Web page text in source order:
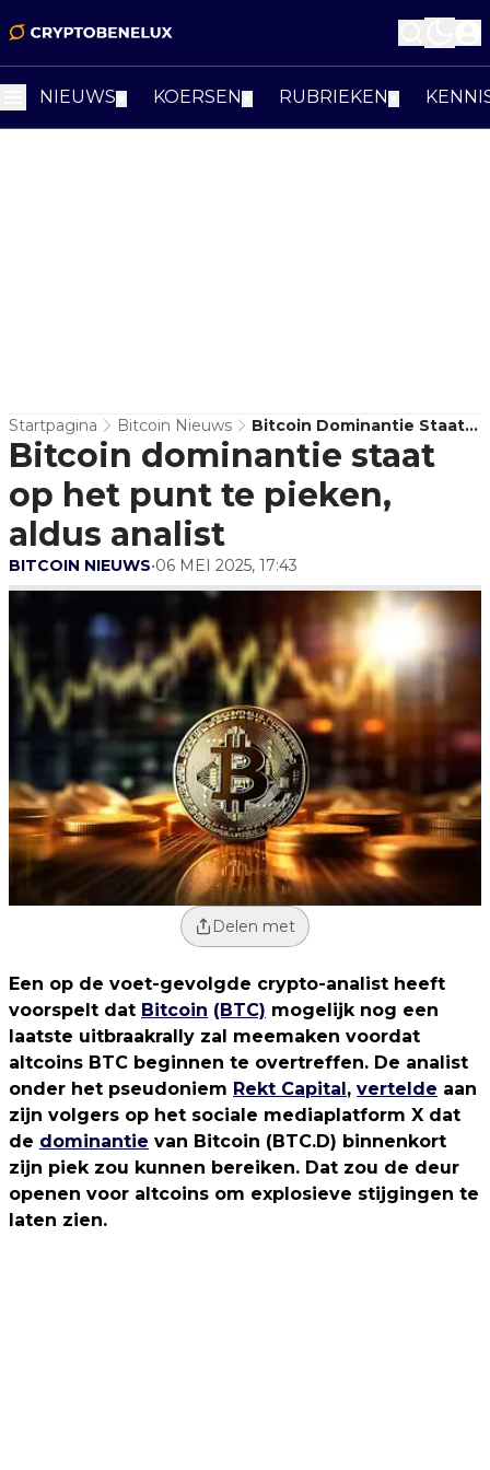
NIEUWS KOERSEN RUBRIEKEN
Startpagina Bitcoin Nieuws
Bitcoin Dominantie Staat
Op Het Punt Te Pieken,
Aldus Analist
Bitcoin dominantie staat
op het punt te pieken,
aldus analist
BITCOIN NIEUWS•06 MEI 2025, 17:43
Delen met
Een op de voet-gevolgde crypto-analist heeft
voorspelt dat Bitcoin (BTC) mogelijk nog een
laatste uitbraakrally zal meemaken voordat
altcoins BTC beginnen te overtreffen. De analist
onder het pseudoniem Rekt Capital, vertelde aan
zijn volgers op het sociale mediaplatform X dat
de dominantie van Bitcoin (BTC.D) binnenkort
zijn piek zou kunnen bereiken. Dat zou de deur
openen voor altcoins om explosieve stijgingen te
laten zien.